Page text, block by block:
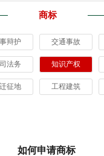
商标
辩护 交通事故
法务 知识产权
征地 工程建筑
如何申请商标